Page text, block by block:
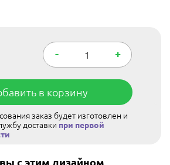
- +
в корзину
заказ будет изготовлен и
доставки при первой
с этим дизайном